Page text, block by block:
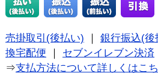
売掛取引(後払い)
銀行振込(後
換宅配便
セブンイレブン決済
⇒支払方法について詳しくはこ